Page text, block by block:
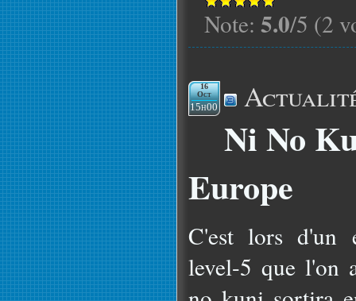
Note: 5.0/5 (2
16
Oct
15h00
Ni No
Europe
C'est lors d'un
level-5 que l'on